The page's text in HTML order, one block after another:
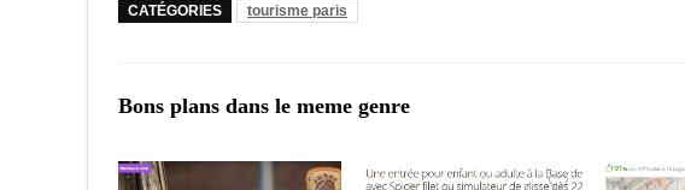
CATÉGORIES tourisme paris
Bons plans dans le meme genre